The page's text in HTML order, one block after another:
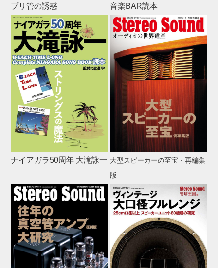
プリ管の誘惑 音楽BAR読本
ナイアガラ50周年 大滝詠一 大型スピーカーの至宝・再編集
版